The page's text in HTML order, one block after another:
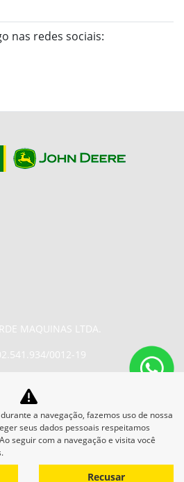
nas redes sociais:
MAQUINAS LTDA.
0012-19
o outro
a navegação, fazemos uso de nossa
seus dados pessoais respeitamos
seguir com a navegação e visita você
Recusar